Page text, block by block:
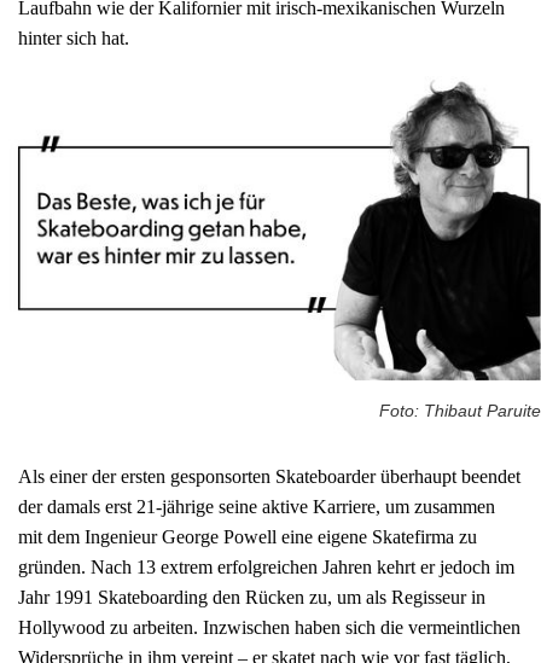
Laufbahn wie der Kalifornier mit irisch-mexikanischen Wurzeln
hinter sich hat.
Foto: Thibaut Paruite
Als einer der ersten gesponsorten Skateboarder überhaupt beendet
der damals erst 21-jährige seine aktive Karriere, um zusammen
mit dem Ingenieur George Powell eine eigene Skatefirma zu
gründen. Nach 13 extrem erfolgreichen Jahren kehrt er jedoch im
Jahr 1991 Skateboarding den Rücken zu, um als Regisseur in
Hollywood zu arbeiten. Inzwischen haben sich die vermeintlichen
Widersprüche in ihm vereint – er skatet nach wie vor fast täglich,